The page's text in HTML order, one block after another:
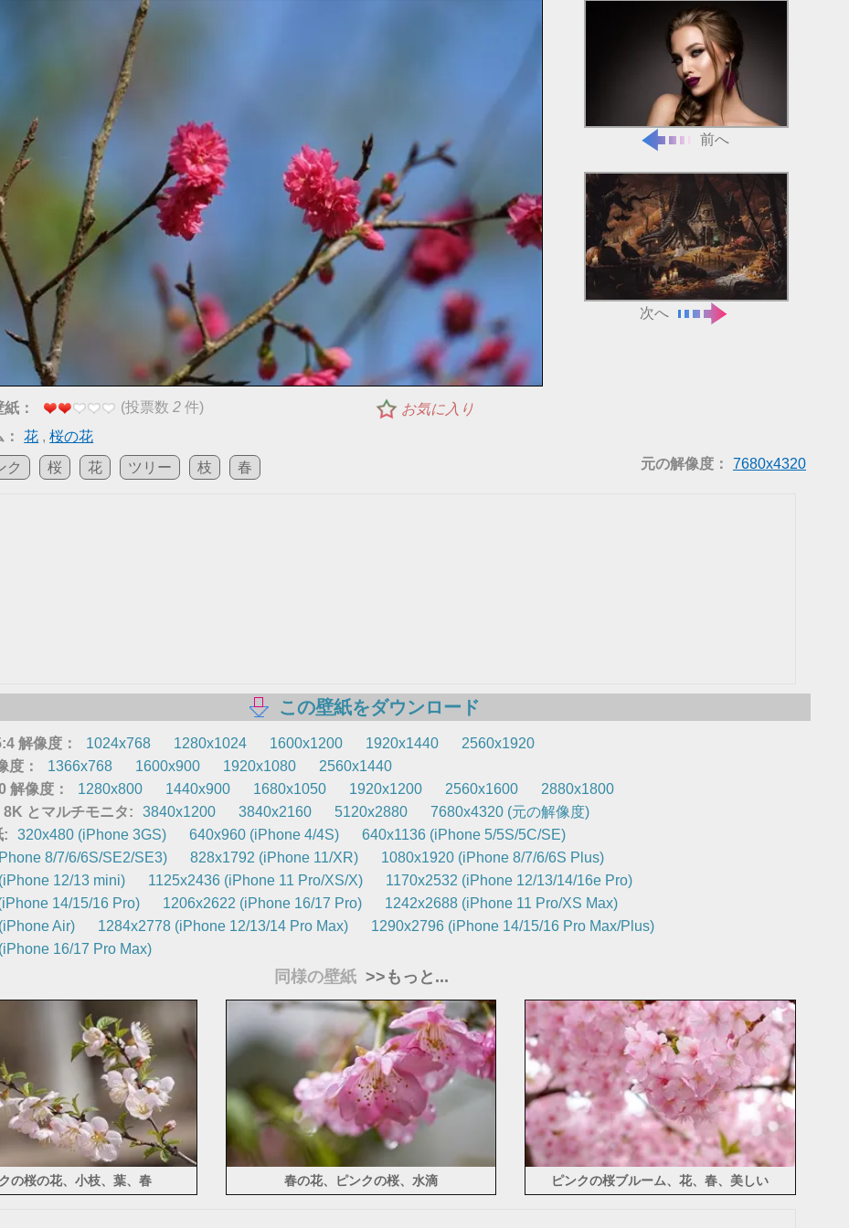
前へ
次へ
： (投票数2 件)
お気に入り
花 ,桜の花
ク 桜 花 ツリー 枝 春 元の解像度： 7680x4320
この壁紙をダウンロード
解像度： 1024x768 1280x1024 1600x1200 1920x1440
2560x1920
度：
1366x768 1600x900 1920x1080
2560x1440
解像度：
1280x800 1440x900 1680x1050 1920x1200 2560x1600
2880x1800
とマルチモニタ:
3840x1200 3840x2160 5120x2880
7680x4320 (元の解像度)
:
320x480 (iPhone 3GS) 640x960 (iPhone 4/4S)
640x1136 (iPhone 5/5S/5C/SE)
8/7/6/6S/SE2/SE3)
828x1792 (iPhone 11/XR)
1080x1920 (iPhone 8/7/6/6S Plus)
12/13 mini)
1125x2436 (iPhone 11 Pro/XS/X)
1170x2532 (iPhone 12/13/14/16e Pro)
14/15/16 Pro)
1206x2622 (iPhone 16/17 Pro)
1242x2688 (iPhone 11 Pro/XS Max)
Air)
1284x2778 (iPhone 12/13/14 Pro Max)
1290x2796 (iPhone 14/15/16 Pro Max/Plus)
16/17 Pro Max)
同様の壁紙 >>もっと...
の桜の花、小枝、葉、春 春の花、ピンクの桜、水滴 ピンクの桜ブルーム、花、春、美しい